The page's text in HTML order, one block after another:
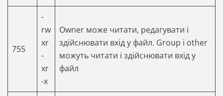
755
-
rw
xr
-
xr
-x
Owner може читати, редагувати і
здійснювати вхід у файл. Group і other
можуть читати і здійснювати вхід у
файл